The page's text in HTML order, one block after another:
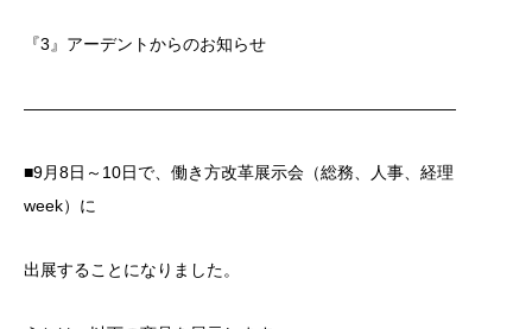
『3』アーデントからのお知らせ
――――――――――――――――――――――――――
■9月8日～10日で、働き方改革展示会（総務、人事、経理
week）に
出展することになりました。